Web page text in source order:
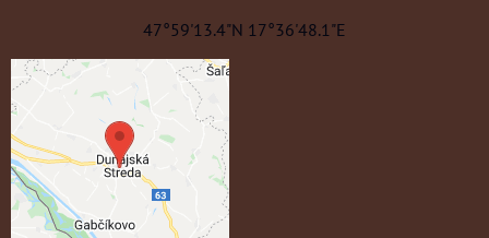
47°59'13.4"N 17°36'48.1"E